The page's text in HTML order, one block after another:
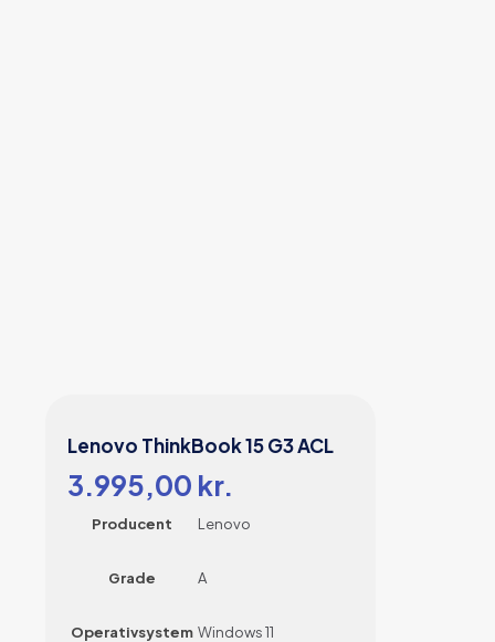
Lenovo ThinkBook 15 G3 ACL
3.995,00 kr.
Producent Lenovo
Grade A
Operativsystem Windows 11